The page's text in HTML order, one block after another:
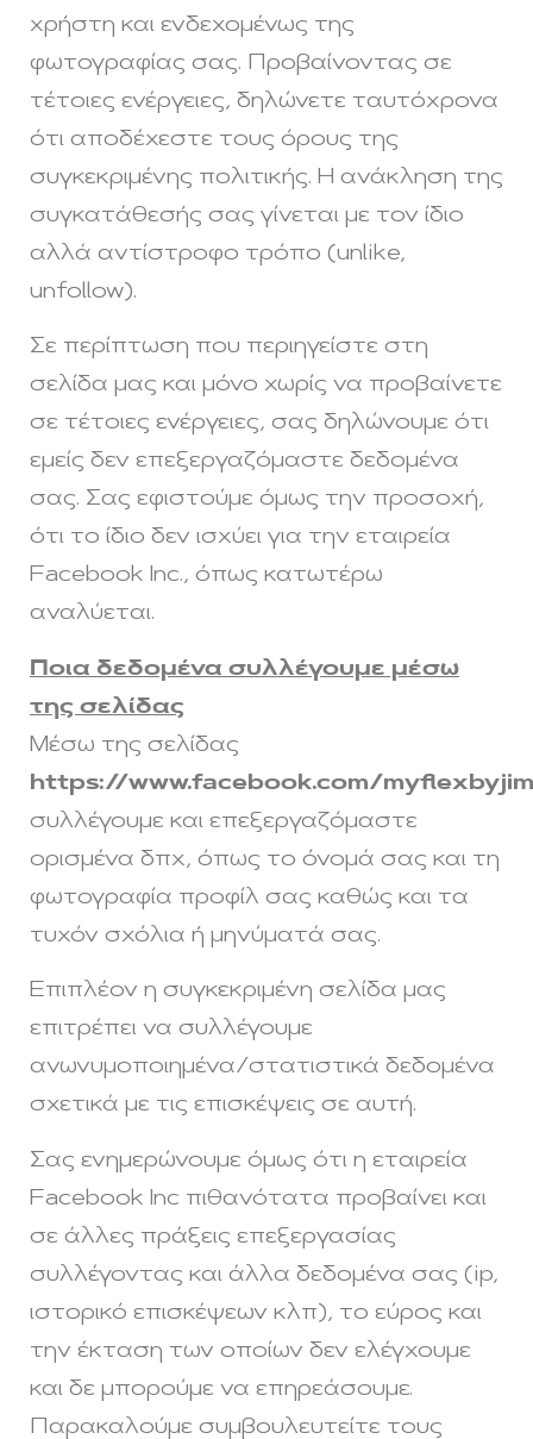
χρήστη και ενδεχομένως της
φωτογραφίας σας. Προβαίνοντας σε
τέτοιες ενέργειες, δηλώνετε ταυτόχρονα
ότι αποδέχεστε τους όρους της
συγκεκριμένης πολιτικής. Η ανάκληση της
συγκατάθεσής σας γίνεται με τον ίδιο
αλλά αντίστροφο τρόπο (unlike,
unfollow).
Σε περίπτωση που περιηγείστε στη
σελίδα μας και μόνο χωρίς να προβαίνετε
σε τέτοιες ενέργειες, σας δηλώνουμε ότι
εμείς δεν επεξεργαζόμαστε δεδομένα
σας. Σας εφιστούμε όμως την προσοχή,
ότι το ίδιο δεν ισχύει για την εταιρεία
Facebook Inc., όπως κατωτέρω
αναλύεται.
Ποια δεδομένα συλλέγουμε μέσω
της σελίδας
Μέσω της σελίδας
https://www.facebook.com/
συλλέγουμε και επεξεργαζόμαστε
ορισμένα δπχ, όπως το όνομά σας και τη
φωτογραφία προφίλ σας καθώς και τα
τυχόν σχόλια ή μηνύματά σας.
Επιπλέον η συγκεκριμένη σελίδα μας
επιτρέπει να συλλέγουμε
ανωνυμοποιημένα/στατιστικά δεδομένα
σχετικά με τις επισκέψεις σε αυτή.
Σας ενημερώνουμε όμως ότι η εταιρεία
Facebook Inc πιθανότατα προβαίνει και
σε άλλες πράξεις επεξεργασίας
συλλέγοντας και άλλα δεδομένα σας (ip,
ιστορικό επισκέψεων κλπ), το εύρος και
την έκταση των οποίων δεν ελέγχουμε
και δε μπορούμε να επηρεάσουμε.
Παρακαλούμε συμβουλευτείτε τους